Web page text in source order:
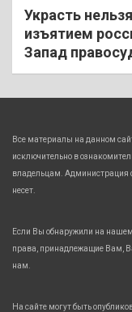
Украсть
изъятием
Запад
Все материалы на данном
исключительно в
владельцам. Администрация
несет.
Если Вы обнаружили на
права, принадлежащие Вам,
нам.
На сайте могут быть